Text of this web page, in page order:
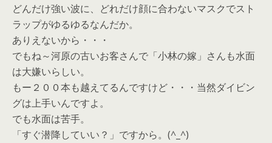
どんだけ強い波に、どれだけ顔に合わないマスクでスト
ラップがゆるゆるなんだか。
ありえないから・・・
でもね～河原の古いお客さんで「小林の嫁」さんも水面
は大嫌いらしい。
もー２００本も越えてるんですけど・・・当然ダイビン
グは上手いんですよ。
でも水面は苦手。
「すぐ潜降していい？」ですから。(^_^)